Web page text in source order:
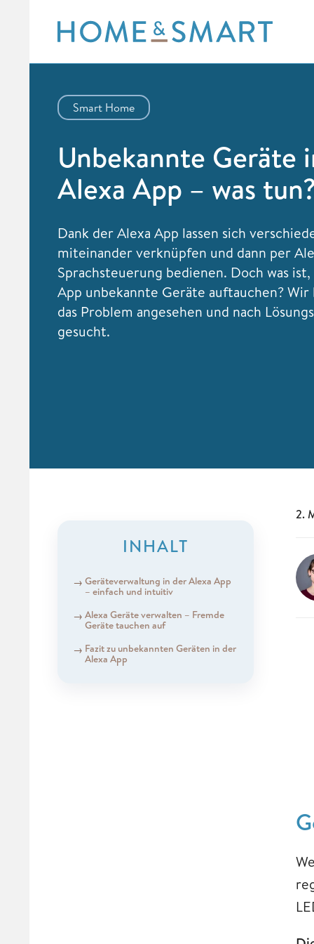
content
Smart Home
Unbekannte Geräte
Alexa App – was
Dank der Alexa App lassen sich
miteinander verknüpfen und dann per
Sprachsteuerung bedienen. Doch was
App unbekannte Geräte auftauchen? Wir
das Problem angesehen und nach
gesucht.
INHALT
Geräteverwaltung in der Alexa App
– einfach und intuitiv
Alexa Geräte verwalten – Fremde
Geräte tauchen auf
Fazit zu unbekannten Geräten in der
Alexa App
2.